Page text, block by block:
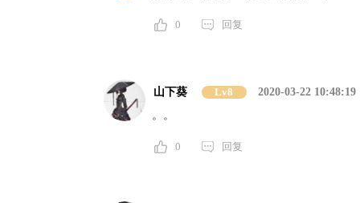
0 回复
山下葵 Lv8
2020-03-22 10:48:19
。。
0 回复